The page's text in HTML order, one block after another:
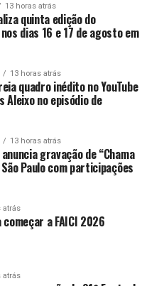
13 horas atrás
quinta edição do
dias 16 e 17 de agosto em
13 horas atrás
quadro inédito no YouTube
Aleixo no episódio de
13 horas atrás
gravação de “Chama
Paulo com participações
atrás
a FAICI 2026
atrás